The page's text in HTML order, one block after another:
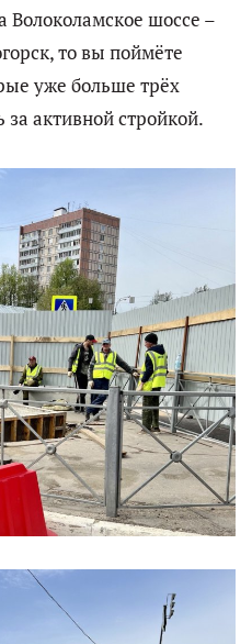
Волоколамское шоссе –
то вы поймёте
уже больше трёх
активной стройкой.